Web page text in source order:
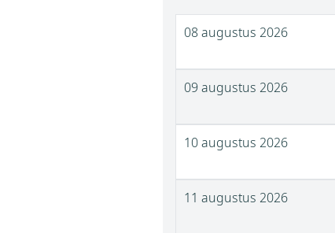
08 augustus 2026
09 augustus 2026
10 augustus 2026
11 augustus 2026